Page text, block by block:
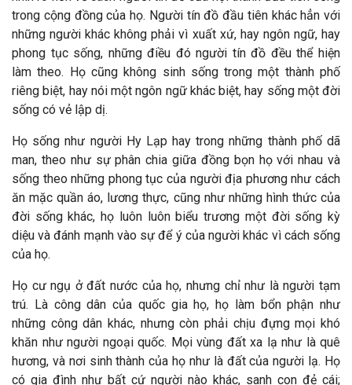
trong cộng đồng của họ. Người tín đồ đầu tiên khác hẳn với
những người khác không phải vì xuất xứ, hay ngôn ngữ, hay
phong tục sống, những điều đó người tín đồ đều thể hiện
làm theo. Họ cũng không sinh sống trong một thành phố
riêng biệt, hay nói một ngôn ngữ khác biệt, hay sống một đời
sống có vẻ lập dị.
Họ sống như người Hy Lạp hay trong những thành phố dã
man, theo như sự phân chia giữa đồng bọn họ với nhau và
sống theo những phong tục của người địa phương như cách
ăn mặc quần áo, lương thực, cũng như những hình thức của
đời sống khác, họ luôn luôn biểu trương một đời sống kỳ
diệu và đánh mạnh vào sự để ý của người khác vì cách sống
của họ.
Họ cư ngụ ở đất nước của họ, nhưng chỉ như là người tạm
trú. Là công dân của quốc gia họ, họ làm bổn phận như
những công dân khác, nhưng còn phải chịu đựng mọi khó
khăn như người ngoại quốc. Mọi vùng đất xa lạ như là quê
hương, và nơi sinh thành của họ như là đất của người lạ. Họ
có gia đình như bất cứ người nào khác, sanh con đẻ cái;